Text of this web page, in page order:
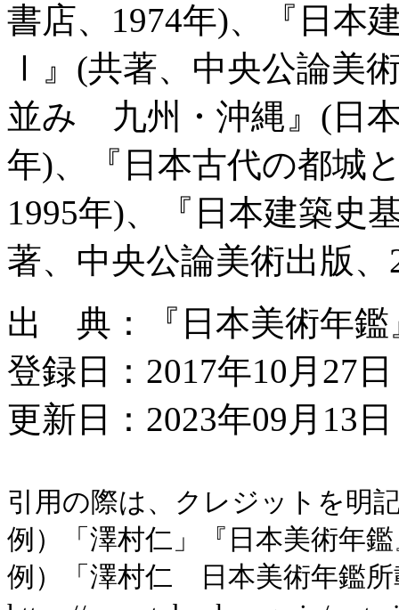
書店、1974年)、『日本
Ⅰ』(共著、中央公論美
並み 九州・沖縄』(日
年)、『日本古代の都城
1995年)、『日本建築
著、中央公論美術出版
出 典：『日本美術年鑑
登録日：2017年10月27日
更新日：2023年09月13
引用の際は、クレジットを明
例）「澤村仁」『日本美術年
例）「澤村仁 日本美術年鑑所